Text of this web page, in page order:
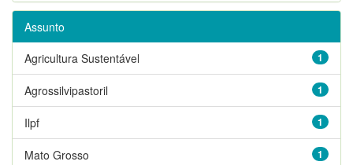
Assunto
1
Agricultura Sustentável
1
Agrossilvipastoril
1
Ilpf
1
Mato Grosso